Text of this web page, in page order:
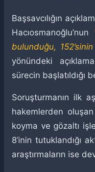
Başsavcılığın
Hacıosmanoğlu’nun
bulunduğu,
yönündeki
sürecin başlatıldığı
Soruşturmanın ilk
hakemlerden
koyma ve gözaltı
8’inin tutuklandığı
araştırmaların ise